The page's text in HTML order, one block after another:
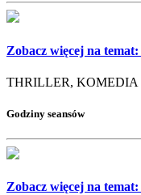
Zobacz więcej na temat:
THRILLER, KOMEDIA
Godziny seansów
Zobacz więcej na temat: